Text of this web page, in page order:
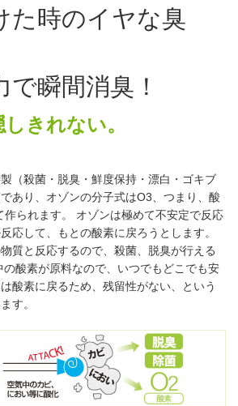
た時のイヤな臭
瞬間消臭！
きれない。
（殺菌・脱臭・鮮度保持・漂白・ゴキブ
あり、オゾンの分子式はO3、つまり、酸
作られます。 オゾンは極めて不安定で反応
応して、もとの酸素に戻ろうとします。
質と反応するので、殺菌、脱臭が行える
酸素が原料なので、いつでもどこでも安
酸素に戻るため、残留性がない、という
す。